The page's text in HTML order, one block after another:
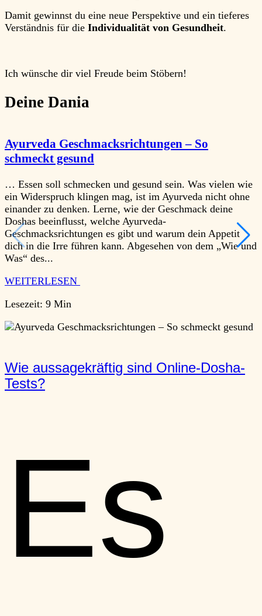
Damit gewinnst du eine neue Perspektive und ein tieferes
Verständnis für die Individualität von Gesundheit.
Ich wünsche dir viel Freude beim Stöbern!
Deine Dania
Ayurveda Geschmacksrichtungen – So
schmeckt gesund
… Essen soll schmecken und gesund sein. Was vielen wie
ein Widerspruch klingen mag, ist im Ayurveda nicht ohne
einander zu denken. Lerne, wie der Geschmack deine
Doshas beeinflusst, welche Ayurveda-
Geschmacksrichtungen es gibt und warum dein Appetit
dich in die Irre führen kann. Abgesehen von dem „Wie und
Was“ des...
WEITERLESEN
Lesezeit: 9 Min
Wie aussagekräftig sind Online-Dosha-
Tests?
Es